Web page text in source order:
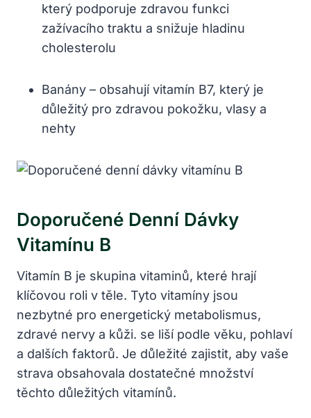
který podporuje zdravou funkci
zažívacího traktu a snižuje hladinu
cholesterolu
Banány – obsahují vitamín B7, který je
důležitý pro zdravou pokožku, vlasy a
nehty
Doporučené Denní Dávky
Vitamínu B
Vitamín B je skupina vitaminů, které hrají
klíčovou roli v těle. Tyto vitamíny jsou
nezbytné pro energetický metabolismus,
zdravé nervy a kůži. se liší podle věku, pohlaví
a dalších faktorů. Je důležité zajistit, aby vaše
strava obsahovala dostatečné množství
těchto důležitých vitamínů.